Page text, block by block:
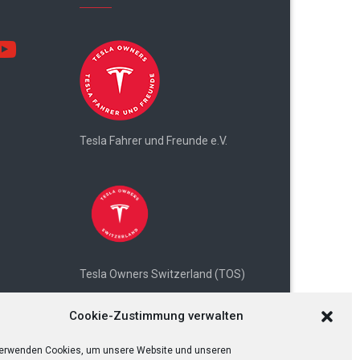
Cookie-Zustimmung verwalten
Cookies, um unsere Website und unseren
Tesla Fahrer und Freunde e.V.
Tesla Owners Switzerland (TOS)